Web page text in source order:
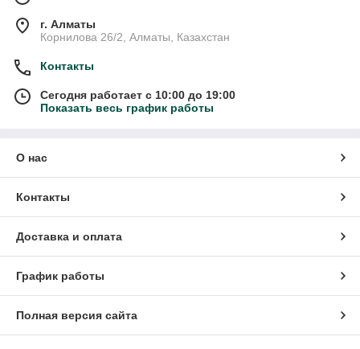
г. Алматы
Корнилова 26/2, Алматы, Казахстан
Контакты
Сегодня работает с 10:00 до 19:00
Показать весь график работы
О нас
Контакты
Доставка и оплата
График работы
Полная версия сайта